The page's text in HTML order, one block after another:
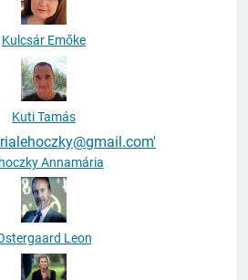
Kulcsár Emőke
Kuti Tamás
Annamária
Leon